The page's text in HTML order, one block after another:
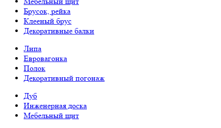
Брусок, рейка
Клееный брус
Декоративные балки
Липа
Евровагонка
Полок
Декоративный погонаж
Дуб
Инженерная доска
Мебельный щит